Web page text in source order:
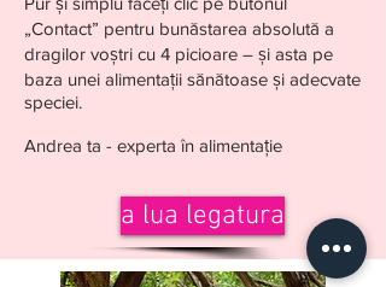
„Contact” pentru bunăstarea absolută a
dragilor voștri cu 4 picioare – și asta pe
baza unei alimentații sănătoase și adecvate
speciei.
Andrea ta - experta în alimentație
a lua legatura